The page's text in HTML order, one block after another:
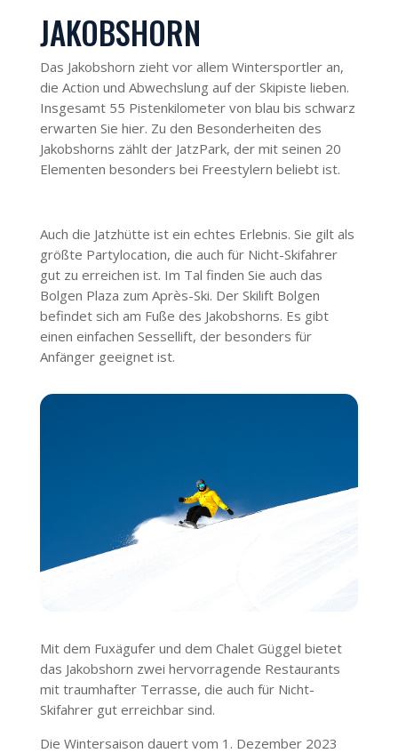
JAKOBSHORN
Das Jakobshorn zieht vor allem Wintersportler an,
die Action und Abwechslung auf der Skipiste lieben.
Insgesamt 55 Pistenkilometer von blau bis schwarz
erwarten Sie hier. Zu den Besonderheiten des
Jakobshorns zählt der JatzPark, der mit seinen 20
Elementen besonders bei Freestylern beliebt ist.
Auch die Jatzhütte ist ein echtes Erlebnis. Sie gilt als
größte Partylocation, die auch für Nicht-Skifahrer
gut zu erreichen ist. Im Tal finden Sie auch das
Bolgen Plaza zum Après-Ski. Der Skilift Bolgen
befindet sich am Fuße des Jakobshorns. Es gibt
einen einfachen Sessellift, der besonders für
Anfänger geeignet ist.
Mit dem Fuxägufer und dem Chalet Güggel bietet
das Jakobshorn zwei hervorragende Restaurants
mit traumhafter Terrasse, die auch für Nicht-
Skifahrer gut erreichbar sind.
Die Wintersaison dauert vom 1. Dezember 2023